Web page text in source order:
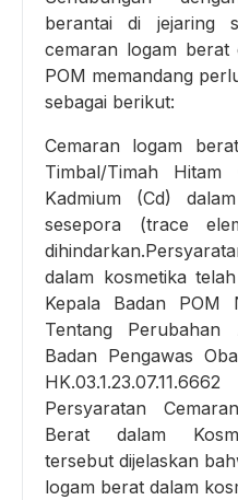
berantai di jejaring
cemaran logam berat
POM memandang
sebagai berikut:
Cemaran logam
Timbal/Timah
Kadmium (Cd)
sesepora (trace
dalam kosmetika
Kepala Badan POM
Tentang Perubahan
Badan Pengawas
Persyaratan
Berat dalam
tersebut dijelaskan
logam berat dalam